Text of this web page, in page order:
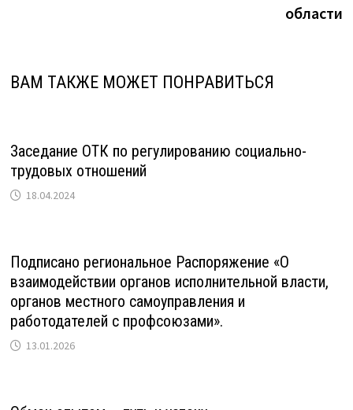
области
ВАМ ТАКЖЕ МОЖЕТ ПОНРАВИТЬСЯ
Заседание ОТК по регулированию социально-
трудовых отношений
18.04.2024
Подписано региональное Распоряжение «О
взаимодействии органов исполнительной власти,
органов местного самоуправления и
работодателей с профсоюзами».
13.01.2026